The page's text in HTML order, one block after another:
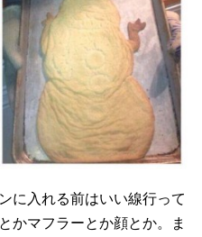
に入れる前はいい線行って
かマフラーとか顔とか。ま